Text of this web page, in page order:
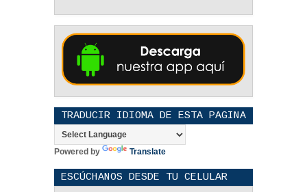
TRADUCIR IDIOMA DE ESTA PAGINA